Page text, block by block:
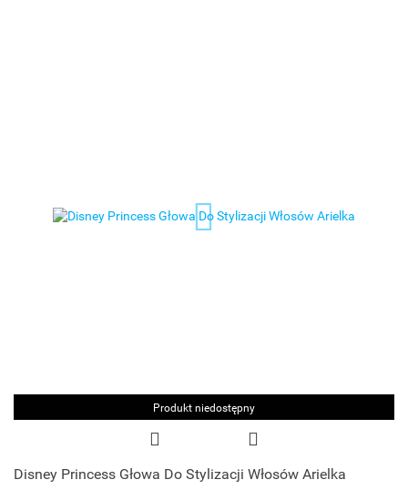
Produkt niedostępny
Disney Princess Głowa Do Stylizacji Włosów Arielka